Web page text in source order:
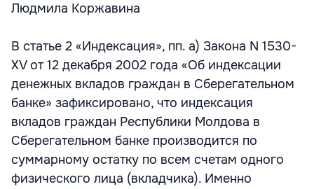
Людмила Коржавина
В статье 2 «Индексация», пп. а) Закона N 1530-
XV от 12 декабря 2002 года «Об индексации
денежных вкладов граждан в Сберегательном
банке» зафиксировано, что индексация
вкладов граждан Республики Молдова в
Сберегательном банке производится по
суммарному остатку по всем счетам одного
физического лица (вкладчика). Именно